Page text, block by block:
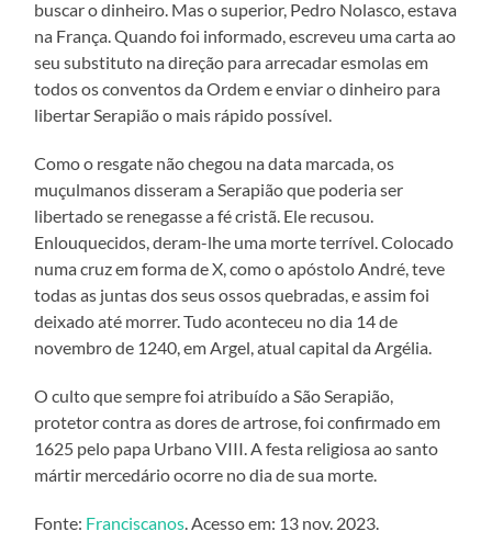
buscar o dinheiro. Mas o superior, Pedro Nolasco, estava
na França. Quando foi informado, escreveu uma carta ao
seu substituto na direção para arrecadar esmolas em
todos os conventos da Ordem e enviar o dinheiro para
libertar Serapião o mais rápido possível.
Como o resgate não chegou na data marcada, os
muçulmanos disseram a Serapião que poderia ser
libertado se renegasse a fé cristã. Ele recusou.
Enlouquecidos, deram-lhe uma morte terrível. Colocado
numa cruz em forma de X, como o apóstolo André, teve
todas as juntas dos seus ossos quebradas, e assim foi
deixado até morrer. Tudo aconteceu no dia 14 de
novembro de 1240, em Argel, atual capital da Argélia.
O culto que sempre foi atribuído a São Serapião,
protetor contra as dores de artrose, foi confirmado em
1625 pelo papa Urbano VIII. A festa religiosa ao santo
mártir mercedário ocorre no dia de sua morte.
Fonte: Franciscanos. Acesso em: 13 nov. 2023.